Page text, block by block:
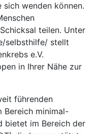
sich wenden können.
teilen. Unter
selbsthilfe/ stellt
e.V.
in Ihrer Nähe zur
führenden
Bereich minimal-
bietet im Bereich der